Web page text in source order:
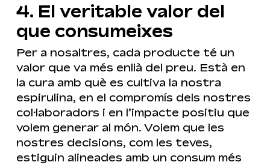
4. El veritable valor del
que consumeixes
Per a nosaltres, cada producte té un
valor que va més enllà del preu. Està en
la cura amb què es cultiva la nostra
espirulina, en el compromís dels nostres
col·laboradors i en l’impacte positiu que
volem generar al món. Volem que les
nostres decisions, com les teves,
estiguin alineades amb un consum més